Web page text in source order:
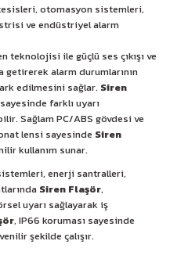
otomasyon sistemleri,
ve endüstriyel alarm
teknolojisi ile güçlü ses çıkışı ve
getirerek alarm durumlarının
edilmesini sağlar. Siren
farklı uyarı
Sağlam PC/ABS gövdesi ve
lensi sayesinde Siren
kullanım sunar.
enerji santralleri,
Siren Flaşör,
uyarı sağlayarak iş
, IP66 koruması sayesinde
şekilde çalışır.